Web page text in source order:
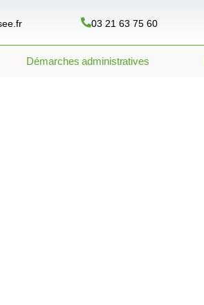
03 21 63 75 60
Démarches administratives